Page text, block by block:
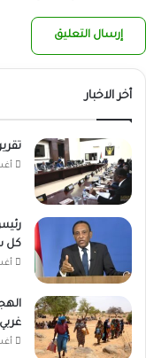
أخر الاخبار
كل